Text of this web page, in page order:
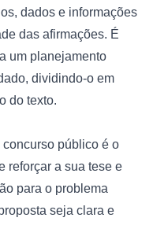
dados e informações
das afirmações. É
um planejamento
dividindo-o em
do texto.
público é o
reforçar a sua tese e
para o problema
seja clara e